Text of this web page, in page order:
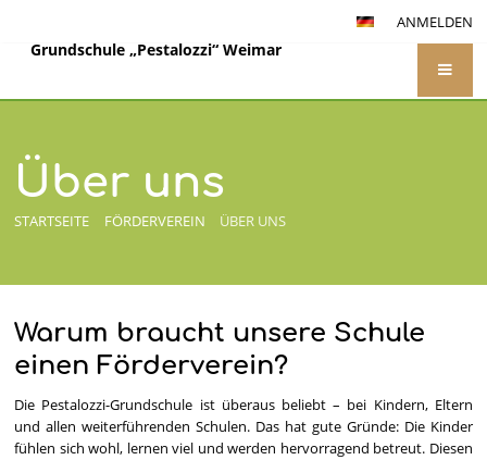
ANMELDEN
Grundschule „Pestalozzi“ Weimar
Über uns
STARTSEITE FÖRDERVEREIN ÜBER UNS
Über
uns
Warum braucht unsere Schule
einen Förderverein?
Die Pestalozzi-Grundschule ist überaus beliebt – bei Kindern, Eltern
und allen weiterführenden Schulen. Das hat gute Gründe: Die Kinder
fühlen sich wohl, lernen viel und werden hervorragend betreut. Diesen